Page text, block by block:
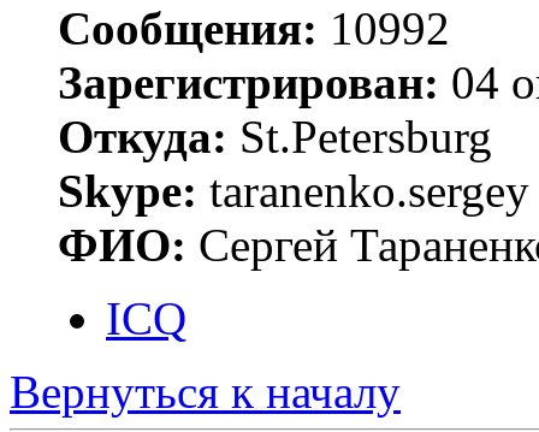
Сообщения: 10992
Зарегистрирован: 04
Откуда: St.Petersburg
Skype: taranenko.sergey
ФИО: Сергей
ICQ
Вернуться к началу